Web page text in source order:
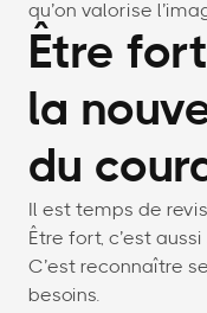
qu’on valorise
Être
la
du
Il est temps de
Être fort, c’est
C’est reconnaître
besoins.